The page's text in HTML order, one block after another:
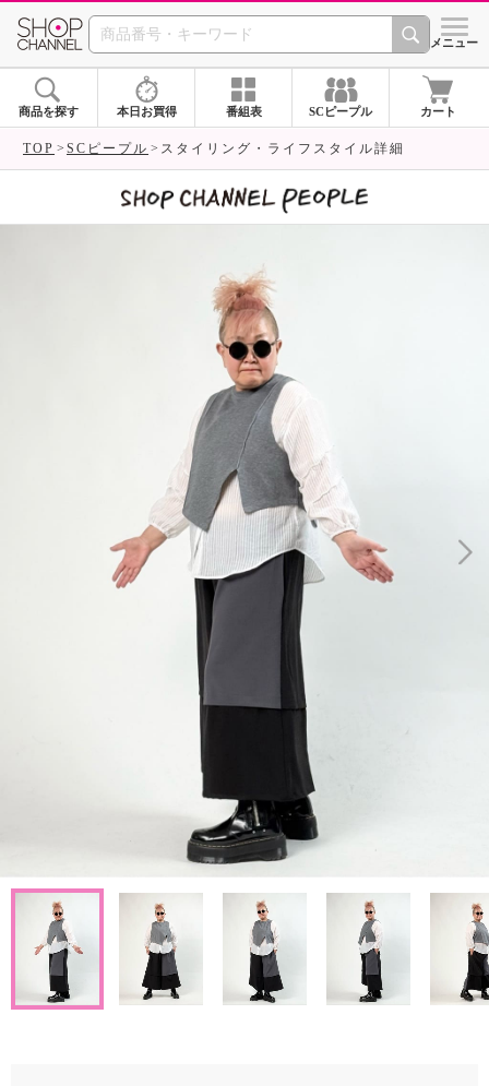
SHOP CHANNEL シメニュー
商品を探す 本日お買得 番組表 SCピープル カート
TOP SCピープル スタイリング・ライフスタイル詳細